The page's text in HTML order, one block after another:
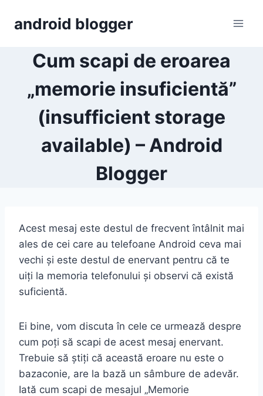
android blogger
Cum scapi de eroarea
„memorie insuficientă”
(insufficient storage
available) – Android
Blogger
Acest mesaj este destul de frecvent întâlnit mai
ales de cei care au telefoane Android ceva mai
vechi și este destul de enervant pentru că te
uiți la memoria telefonului și observi că există
suficientă.
Ei bine, vom discuta în cele ce urmează despre
cum poți să scapi de acest mesaj enervant.
Trebuie să știți că această eroare nu este o
bazaconie, are la bază un sâmbure de adevăr.
Iată cum scapi de mesajul „Memorie